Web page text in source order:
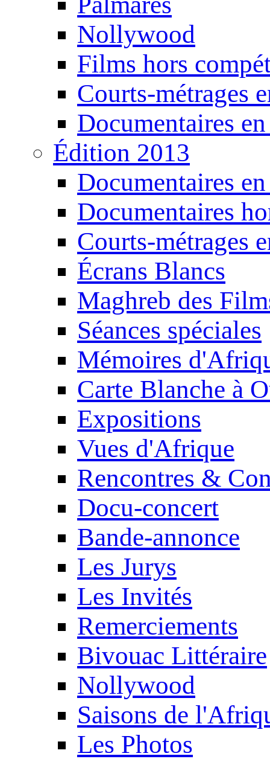
Nollywood
Films hors
Courts-métrages
Documentaires
Édition 2013
Documentaires
Documentaires
Courts-métrages
Écrans Blancs
Maghreb des
Séances spéciales
Mémoires
Carte Blanche à
Expositions
Vues d'Afrique
Rencontres &
Docu-concert
Bande-annonce
Les Jurys
Les Invités
Remerciements
Bivouac Littéraire
Nollywood
Saisons de
Les Photos